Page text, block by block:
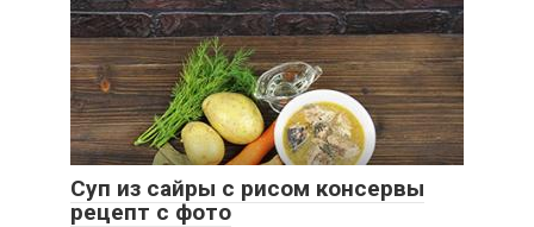
Суп из сайры с рисом консервы
рецепт с фото